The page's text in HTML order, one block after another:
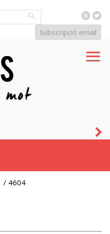
RSS
Subscripció email
/ 4604